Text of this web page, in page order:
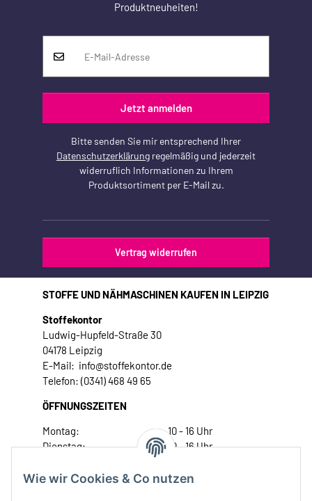
Wie wir Cookies & Co nutzen
Produktneuheiten!
Jetzt anmelden
Bitte senden Sie mir entsprechend Ihrer
Datenschutzerklärung regelmäßig und jederzeit
widerruflich Informationen zu Ihrem
Produktsortiment per E-Mail zu.
Vertrag widerrufen
STOFFE UND NÄHMASCHINEN KAUFEN IN LEIPZIG
Stoffekontor
Ludwig-Hupfeld-Straße 30
04178 Leipzig
E-Mail: info@stoffekontor.de
Telefon: (0341) 468 49 65
ÖFFNUNGSZEITEN
Montag:
10 - 16 Uhr
Dienstag:
10 - 16 Uhr
Donnerstag:
10 - 18 Uhr